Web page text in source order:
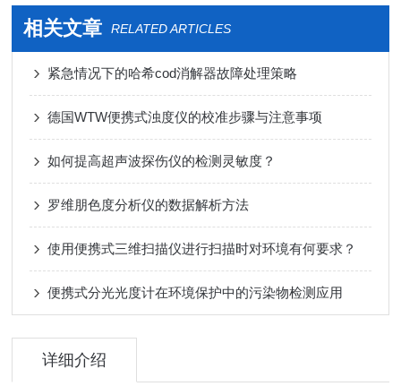
相关文章 RELATED ARTICLES
紧急情况下的哈希cod消解器故障处理策略
德国WTW便携式浊度仪的校准步骤与注意事项
如何提高超声波探伤仪的检测灵敏度？
罗维朋色度分析仪的数据解析方法
使用便携式三维扫描仪进行扫描时对环境有何要求？
便携式分光光度计在环境保护中的污染物检测应用
详细介绍